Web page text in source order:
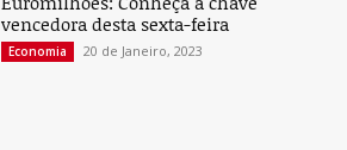
vencedora desta sexta-feira
Economia 20 de Janeiro, 2023